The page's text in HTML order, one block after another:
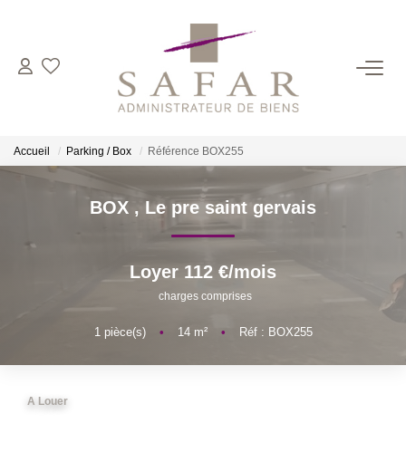
NOS CABINETS
Safar
Cadot Beauplet – Safar
LRPI
Gescofim - Finorgest Aulnay
Accueil Parking / Box Référence BOX255
BOX , Le pre saint gervais
Loyer 112 €/mois
charges comprises
1 pièce(s) • 14m² • Réf : BOX255
A Louer